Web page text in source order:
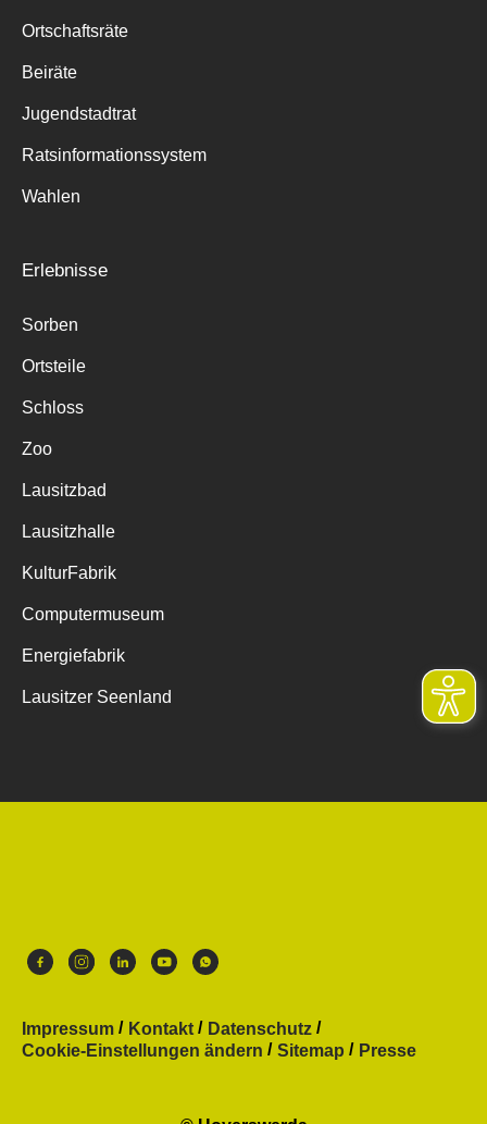
Ortschaftsräte
Beiräte
Jugendstadtrat
Ratsinformationssystem
Wahlen
Erlebnisse
Sorben
Ortsteile
Schloss
Zoo
Lausitzbad
Lausitzhalle
KulturFabrik
Computermuseum
Energiefabrik
Lausitzer Seenland
Impressum Kontakt
Datenschutz
Cookie-Einstellungen ändern
Sitemap Presse